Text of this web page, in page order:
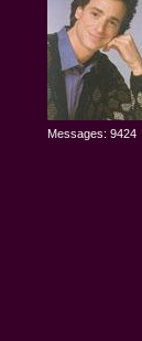
Messages: 9424